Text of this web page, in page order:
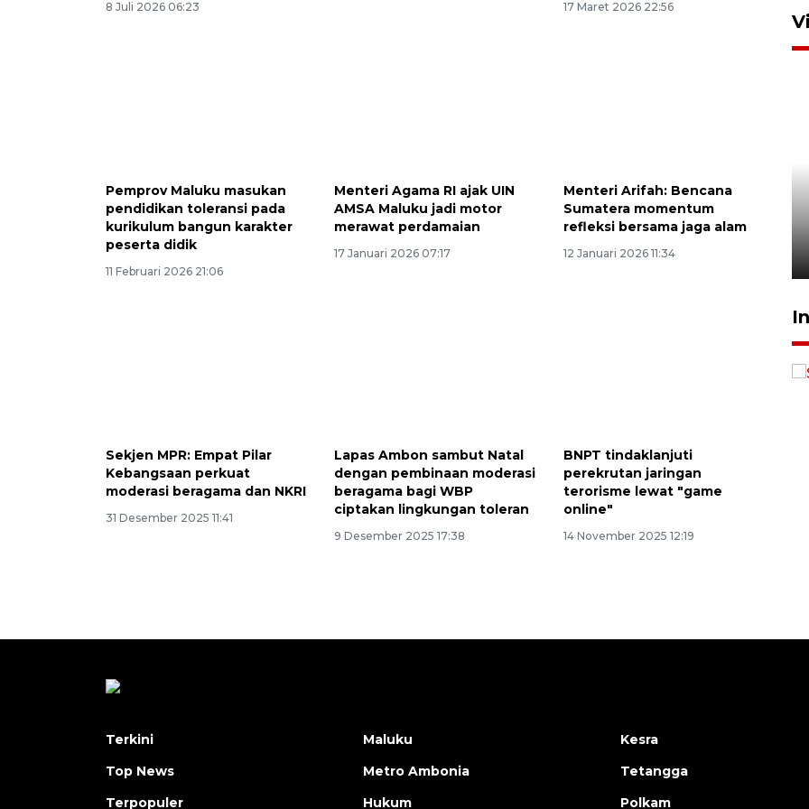
8 Juli 2026 06:23 17 Maret 2026 22:56
Pemprov Maluku masukan
pendidikan toleransi pada
kurikulum bangun karakter
peserta didik
11 Februari 2026 21:06
Menteri Agama RI ajak UIN
AMSA Maluku jadi motor
merawat perdamaian
17 Januari 2026 07:17
Menteri Arifah: Bencana
Sumatera momentum
refleksi bersama jaga alam
12 Januari 2026 11:34
Sekjen MPR: Empat Pilar
Kebangsaan perkuat
moderasi beragama dan NKRI
31 Desember 2025 11:41
Lapas Ambon sambut Natal
dengan pembinaan moderasi
beragama bagi WBP
ciptakan lingkungan toleran
9 Desember 2025 17:38
BNPT tindaklanjuti
perekrutan jaringan
terorisme lewat "game
online"
14 November 2025 12:19
Ambon ajak semua pihak buka
ruang pada anak di lembaga
pembinaan
23 Juli 2026 14:28
Terkini
Top News
Terpopuler
Maluku
Metro Ambonia
Hukum
Kesra
Tetangga
Polkam